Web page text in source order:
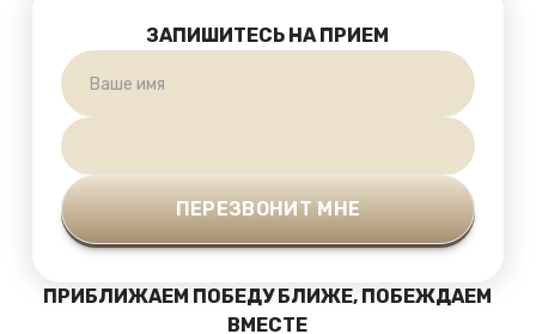
ЗАПИШИТЕСЬ НА ПРИЕМ
ПРИБЛИЖАЕМ ПОБЕДУ БЛИЖЕ, ПОБЕЖДАЕМ
ВМЕСТЕ